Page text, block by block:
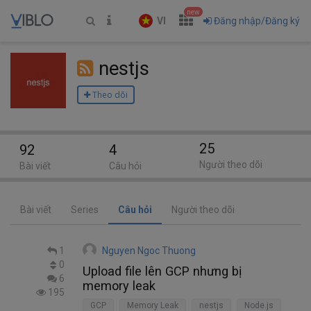
VI
new
Đăng nhập/Đăng ký
nestjs
Theo dõi
Bài viết Series Câu hỏi Người theo dõi
1
0
6
195
Nguyen Ngoc Thuong
Upload file lên GCP nhưng bị
memory leak
GCP Memory Leak nestjs Node.js
92
Bài viết
4
Câu hỏi
25
Người theo dõi